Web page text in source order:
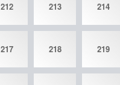
212 213 214
217 218 219